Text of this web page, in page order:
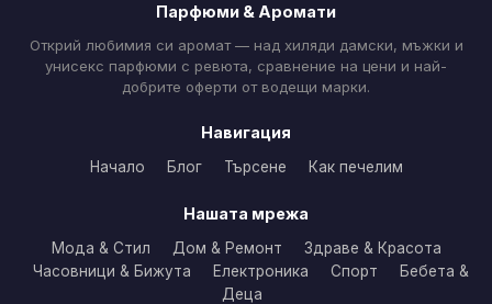
Парфюми & Аромати
Открий любимия си аромат — над хиляди дамски, мъжки и
унисекс парфюми с ревюта, сравнение на цени и най-
добрите оферти от водещи марки.
Навигация
Начало Блог Търсене Как печелим
Нашата мрежа
Мода & Стил Дом & Ремонт
Здраве & Красота
Часовници & Бижута
Електроника Спорт
Бебета &
Деца